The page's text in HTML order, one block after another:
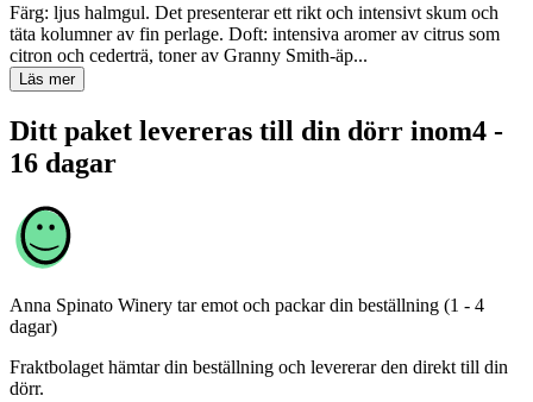
Färg: ljus halmgul. Det presenterar ett rikt och intensivt skum och
täta kolumner av fin perlage. Doft: intensiva aromer av citrus som
citron och cederträ, toner av Granny Smith-äp...
Läs mer
Ditt paket levereras till din dörr inom4 -
16 dagar
Anna Spinato Winery tar emot och packar din beställning (1 - 4
dagar)
Fraktbolaget hämtar din beställning och levererar den direkt till din
dörr.